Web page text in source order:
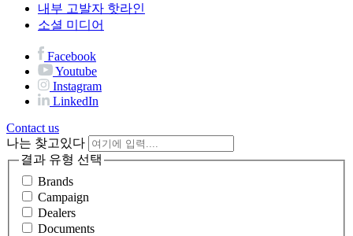
내부 고발자 핫라인
소셜 미디어
Facebook
Youtube
Instagram
LinkedIn
Contact us
나는 찾고있다
결과 유형 선택
Brands
Campaign
Dealers
Documents